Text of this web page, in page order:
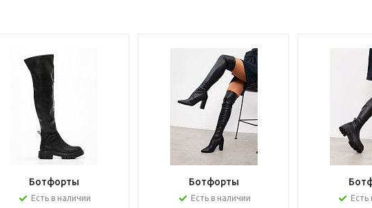
Ботфорты
Есть в наличии
Ботфорты
Есть в наличии Есть